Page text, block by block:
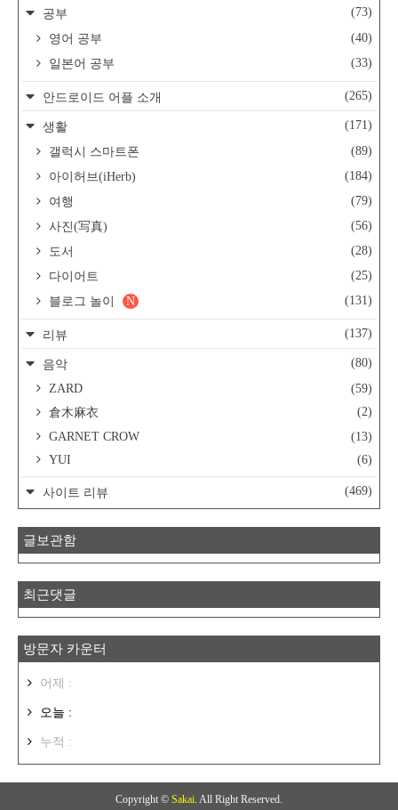
공부
(73)
영어 공부
(40)
일본어 공부
(33)
안드로이드 어플 소개 (265)
생활
(171)
갤럭시 스마트폰
(89)
아이허브(iHerb)
(184)
여행
(79)
사진(写真)
(56)
도서
(28)
다이어트
(25)
블로그 놀이
(131)
N
리뷰 (137)
음악
(80)
ZARD
(59)
倉木麻衣
(2)
GARNET CROW
(13)
YUI
(6)
사이트 리뷰 (469)
글보관함
최근댓글
방문자 카운터
어제 :
오늘 :
누적 :
Copyright © Sakai. All Right Reserved.